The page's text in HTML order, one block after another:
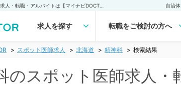
自治
求人を探す 転職をご検討の方へ
スポット医師求人 北海道 精神科 検索結果
のスポット医師求人・